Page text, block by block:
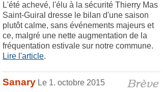
L'été achevé, l'élu à la sécurité Thierry Mas
Saint-Guiral dresse le bilan d'une saison
plutôt calme, sans événements majeurs et
ce, malgré une nette augmentation de la
fréquentation estivale sur notre commune.
Lire l'article.
Sanary Le 1. octobre 2015